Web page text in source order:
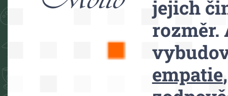
jejich
rozměr.
empatie